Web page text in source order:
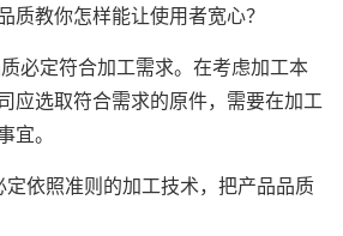
质教你怎样能让使用者宽心？
必定符合加工需求。在考虑加工本
应选取符合需求的原件，需要在加工
宜。
依照准则的加工技术，把产品品质